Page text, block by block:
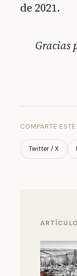
de 2021.
Gracias
COMPARTE
Twitter / X